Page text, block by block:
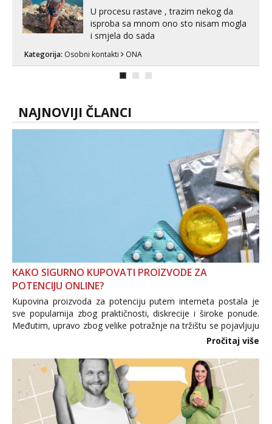
U procesu rastave , trazim nekog da
isproba sa mnom ono sto nisam mogla
i smjela do sada
Kategorija: Osobni kontakti ONA
NAJNOVIJI ČLANCI
KAKO SIGURNO KUPOVATI PROIZVODE ZA
POTENCIJU ONLINE?
Kupovina proizvoda za potenciju putem interneta postala je
sve popularnija zbog praktičnosti, diskrecije i široke ponude.
Međutim, upravo zbog velike potražnje na tržištu se pojavljuju
i brojni krivotvoreni proizvodi, nepouzdane internetske
Pročitaj više